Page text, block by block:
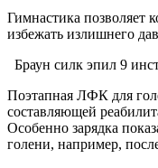
Гимнастика позволяет
избежать излишнего
Браун силк эпил 9
Поэтапная ЛФК для
составляющей
Особенно зарядка
голени, например,